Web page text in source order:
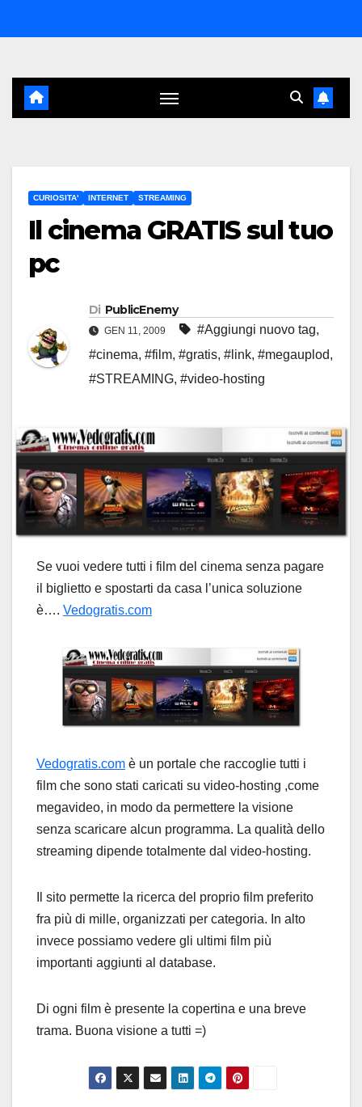
al
CURIOSITA' INTERNET STREAMING
Il cinema GRATIS sul tuo
pc
Di PublicEnemy
GEN 11, 2009 #Aggiungi nuovo tag,
#cinema, #film, #gratis, #link, #megauplod,
#STREAMING, #video-hosting
Se vuoi vedere tutti i film del cinema senza pagare
il biglietto e spostarti da casa l’unica soluzione
è…. Vedogratis.com
Vedogratis.com è un portale che raccoglie tutti i
film che sono stati caricati su video-hosting ,come
megavideo, in modo da permettere la visione
senza scaricare alcun programma. La qualità dello
streaming dipende totalmente dal video-hosting.
Il sito permette la ricerca del proprio film preferito
fra più di mille, organizzati per categoria. In alto
invece possiamo vedere gli ultimi film più
importanti aggiunti al database.
Di ogni film è presente la copertina e una breve
trama. Buona visione a tutti =)